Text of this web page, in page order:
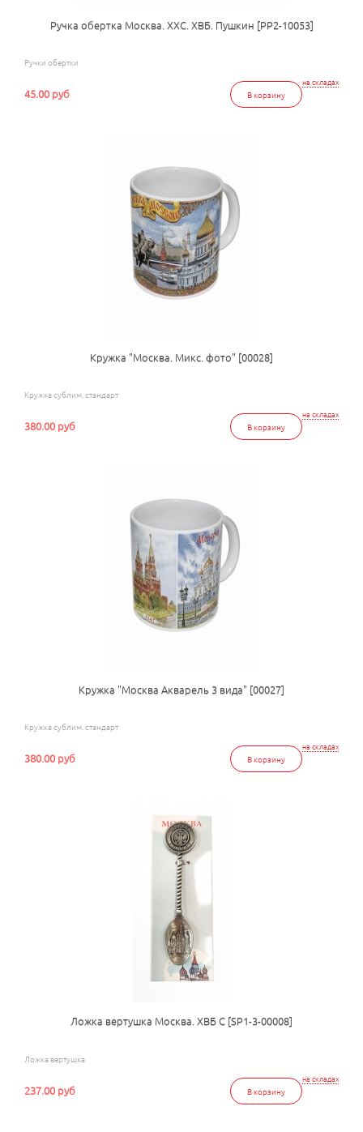
Ручка обертка Москва. ХХС. ХВБ. Пушкин [РР2-10053]
Ручки обертки
на складах
В корзину
45.00 руб
Кружка "Москва. Микс. фото" [00028]
Кружка сублим. стандарт
на складах
В корзину
380.00 руб
Кружка "Москва Акварель 3 вида" [00027]
Кружка сублим. стандарт
на складах
В корзину
380.00 руб
Ложка вертушка Москва. ХВБ С [SP1-3-00008]
Ложка вертушка
на складах
В корзину
237.00 руб